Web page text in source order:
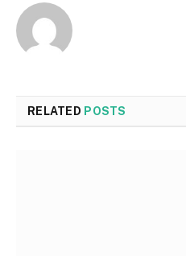
RELATED POSTS